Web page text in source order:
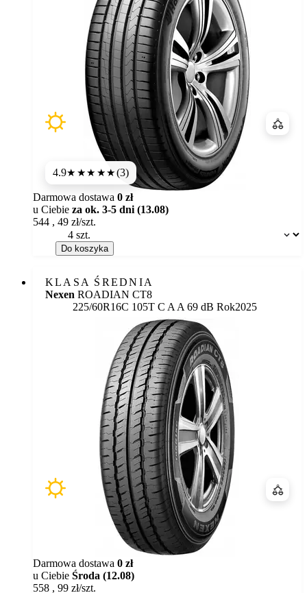
4.9★★★★★(3)
Dostępność:
Darmowa dostawa 0 zł
u Ciebie za ok. 3-5 dni (13.08)
544 , 49 zł/szt.
Do koszyka
KLASA ŚREDNIA
Nexen ROADIAN CT8
225/60R16C 105T Etykieta:
C A A 69 dB Rok2025
Darmowa dostawa 0 zł
u Ciebie Środa (12.08)
558 , 99 zł/szt.